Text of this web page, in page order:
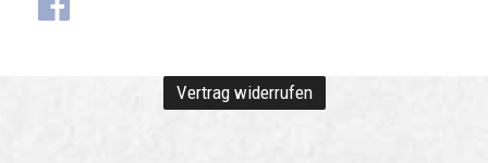
Vertrag widerrufen